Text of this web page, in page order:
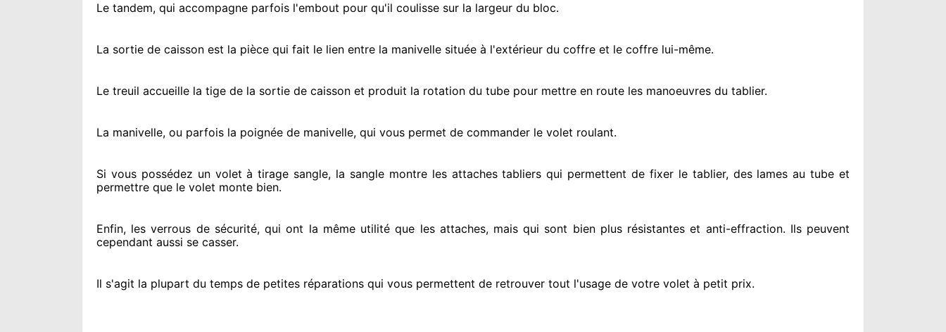
Le tandem, qui accompagne parfois l'embout pour qu'il coulisse sur la largeur du bloc.
La sortie de caisson est la pièce qui fait le lien entre la manivelle située à l'extérieur du coffre et le coffre lui-même.
Le treuil accueille la tige de la sortie de caisson et produit la rotation du tube pour mettre en route les manoeuvres du tablier.
La manivelle, ou parfois la poignée de manivelle, qui vous permet de commander le volet roulant.
Si vous possédez un volet à tirage sangle, la sangle montreles attaches tabliers qui permettent de fixer le tablier, des lames au tube et
permettre que le volet monte bien.
Enfin, les verrous de sécurité, qui ont la même utilité que les attaches, mais qui sont bien plus résistantes et anti-effraction. Ils peuvent
cependant aussi se casser.
Il s'agit la plupart du temps de petites réparations qui vous permettent de retrouver tout l'usage de votre volet à petit prix.